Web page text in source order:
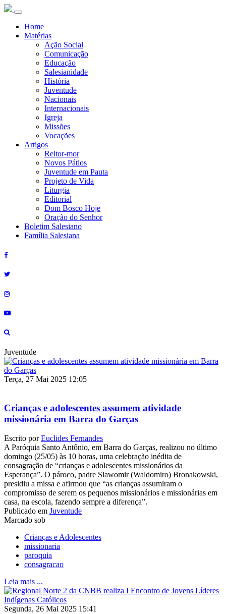
Home
Matérias
Ação Social
Comunicação
Educação
Salesianidade
História
Juventude
Nacionais
Internacionais
Igreja
Missões
Vocações
Artigos
Reitor-mor
Novos Pátios
Juventude em Pauta
Projeto de Vida
Liturgia
Editorial
Dom Bosco Hoje
Oração do Senhor
Boletim Salesiano
Família Salesiana
Juventude
Terça, 27 Mai 2025 12:05
Crianças e adolescentes assumem atividade
missionária em Barra do Garças
Escrito porEuclides Fernandes
A Paróquia Santo Antônio, em Barra do Garças, realizou no último
domingo (25/05) às 10 horas, uma celebração inédita de
consagração de “crianças e adolescentes missionários da
Esperança”. O pároco, padre Slawomir (Waldomiro) Bronakowski,
presidiu a missa e afirmou que “as crianças assumiram o
compromisso de serem os pequenos missionários e missionárias em
casa, na escola, fazendo sempre a diferença”.
Publicado em Juventude
Marcado sob
Crianças e Adolescentes
missionaria
paroquia
consagracao
Leia mais ...
Segunda, 26 Mai 2025 15:41